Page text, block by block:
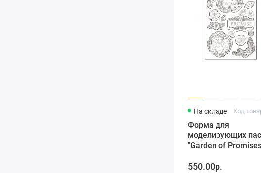
На складе
Форма для
моделирующих
"Garden of Promises
Stamperia
550.00р.